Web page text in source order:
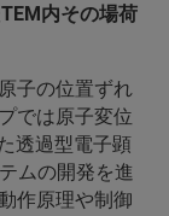
内その場荷
子の位置ずれ
では原子変位
透過型電子顕
ムの開発を進
作原理や制御